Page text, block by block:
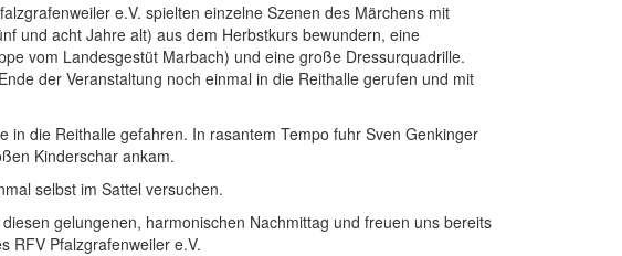
e.V. spielten einzelne Szenen des Märchens mit
und acht Jahre alt) aus dem Herbstkurs bewundern, eine
vom Landesgestüt Marbach) und eine große Dressurquadrille.
der Veranstaltung noch einmal in die Reithalle gerufen und mit
die Reithalle gefahren. In rasantem Tempo fuhr Sven Genkinger
Kinderschar ankam.
selbst im Sattel versuchen.
gelungenen, harmonischen Nachmittag und freuen uns bereits
RFV Pfalzgrafenweiler e.V.